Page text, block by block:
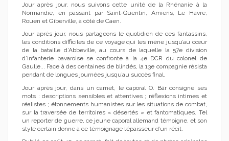
Jour après jour, nous suivons cette unité de la Rhénanie à la
Normandie, en passant par Saint-Quentin, Amiens, Le Havre,
Rouen et Giberville, à côté de Caen.
Jour après jour, nous partageons le quotidien de ces fantassins,
les conditions difficiles de ce voyage qui les mène jusqu’au cœur
de la bataille d’Abbeville, au cours de laquelle la 57e division
d’infanterie bavaroise se confronte à la 4e DCR du colonel de
Gaulle... Face à des centaines de blindés, la 13e compagnie résista
pendant de longues journées jusqu’au succès final.
Jour après jour, dans un carnet, le caporal O. Bär consigne ses
mots : descriptions sensibles et attentives ; réflexions intimes et
réalistes ; étonnements humanistes sur les situations de combat,
sur la traversée de territoires « désertés » et fantomatiques. Tel
un reporter de guerre, ce jeune caporal allemand témoigne, et son
style certain donne à ce témoignage l’épaisseur d’un récit.